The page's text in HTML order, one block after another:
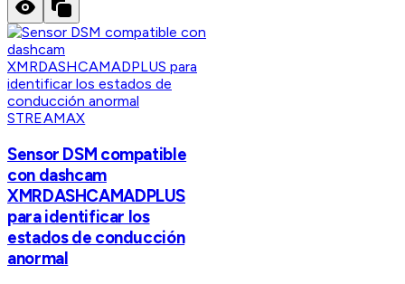
STREAMAX
Sensor DSM compatible
con dashcam
XMRDASHCAMADPLUS
para identificar los
estados de conducción
anormal